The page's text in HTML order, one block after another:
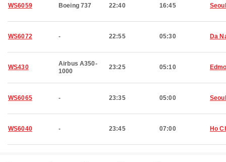
WS6059 Boeing 737 22:40 16:45 Seoul
WS6072 - 22:55 05:30 Da
WS430
Airbus A350-
1000
23:25 05:10
WS6065 - 23:35 05:00 Seoul
WS6040 - 23:45 07:00 Ho